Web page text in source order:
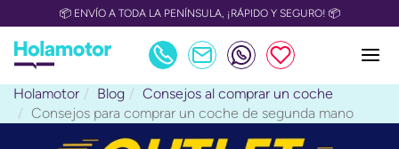
📦 ENVÍO A TODA LA PENÍNSULA, ¡RÁPIDO Y SEGURO! 📦
Holamotor Blog
Consejos al comprar un coche
Consejos para comprar un coche de segunda mano